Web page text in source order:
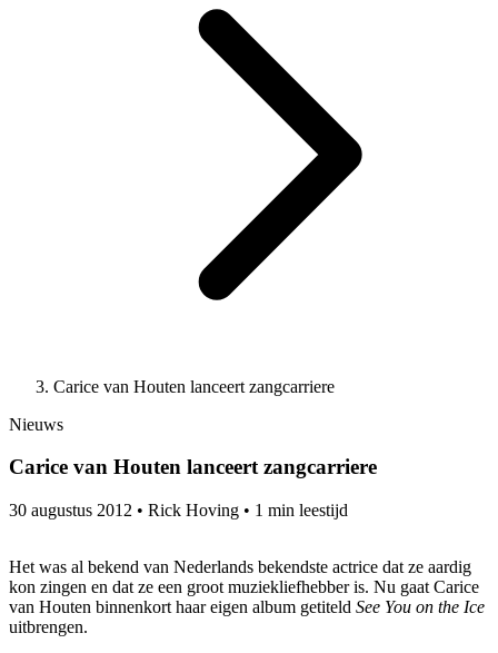
Carice van Houten lanceert zangcarriere
Nieuws
Carice van Houten lanceert zangcarriere
30 augustus 2012 • Rick Hoving • 1 min leestijd
Het was al bekend van Nederlands bekendste actrice dat ze aardig
kon zingen en dat ze een groot muziekliefhebber is. Nu gaat Carice
van Houten binnenkort haar eigen album getiteld See You on the Ice
uitbrengen.